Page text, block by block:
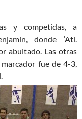
y competidas, a
donde ‘Atl.
abultado. Las otras
fue de 4-3,